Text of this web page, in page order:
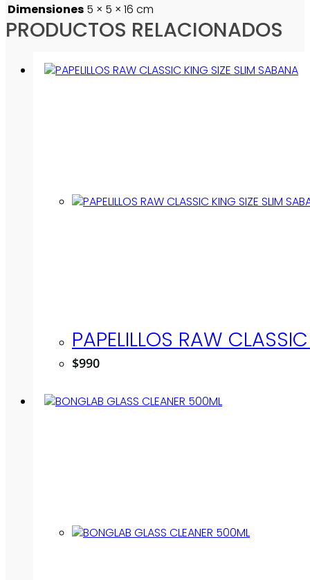
Dimensiones 5 × 5 × 16 cm
PRODUCTOS RELACIONADOS
PAPELILLOS RAW
$990